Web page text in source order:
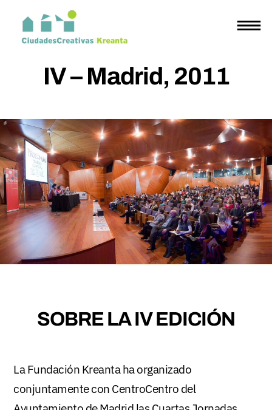
IV – Madrid, 2011
SOBRE LA IV EDICIÓN
La Fundación Kreanta ha organizado
conjuntamente con CentroCentro del